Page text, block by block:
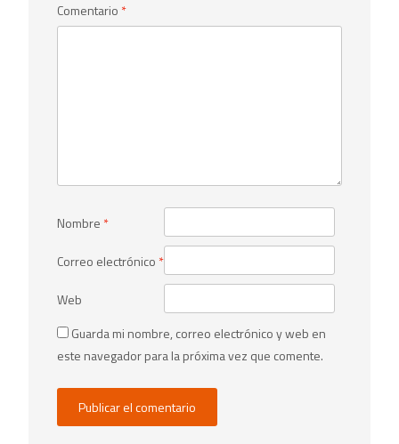
Comentario *
Nombre *
Correo electrónico *
Web
Guarda mi nombre, correo electrónico y web en
este navegador para la próxima vez que comente.